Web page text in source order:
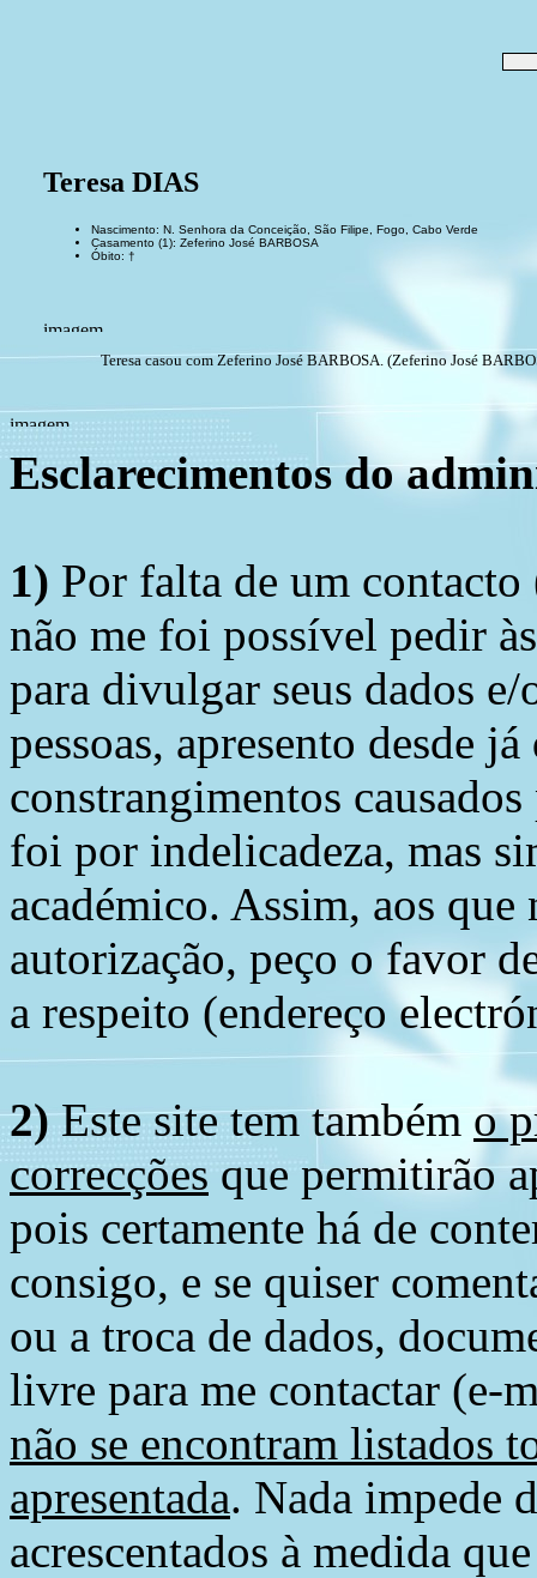
Teresa DIAS
Nascimento: N. Senhora da Conceição, São Filipe, Fogo, Cabo Verde
Casamento (1): Zeferino José BARBOSA
Óbito: †
Teresa casou com Zeferino José BARBOSA. (Zeferino José
Esclarecimentos do
1) Por falta de um
não me foi possível pedir
para divulgar seus dados
pessoas, apresento desde
constrangimentos
foi por indelicadeza, mas
académico. Assim, aos
autorização, peço o favor
a respeito (endereço
2)Este site tem também o
correcções que permitirão
pois certamente há de
consigo, e se quiser
ou a troca de dados,
livre para me contactar (e-
não se encontram listados
apresentada. Nada impede
acrescentados à medida